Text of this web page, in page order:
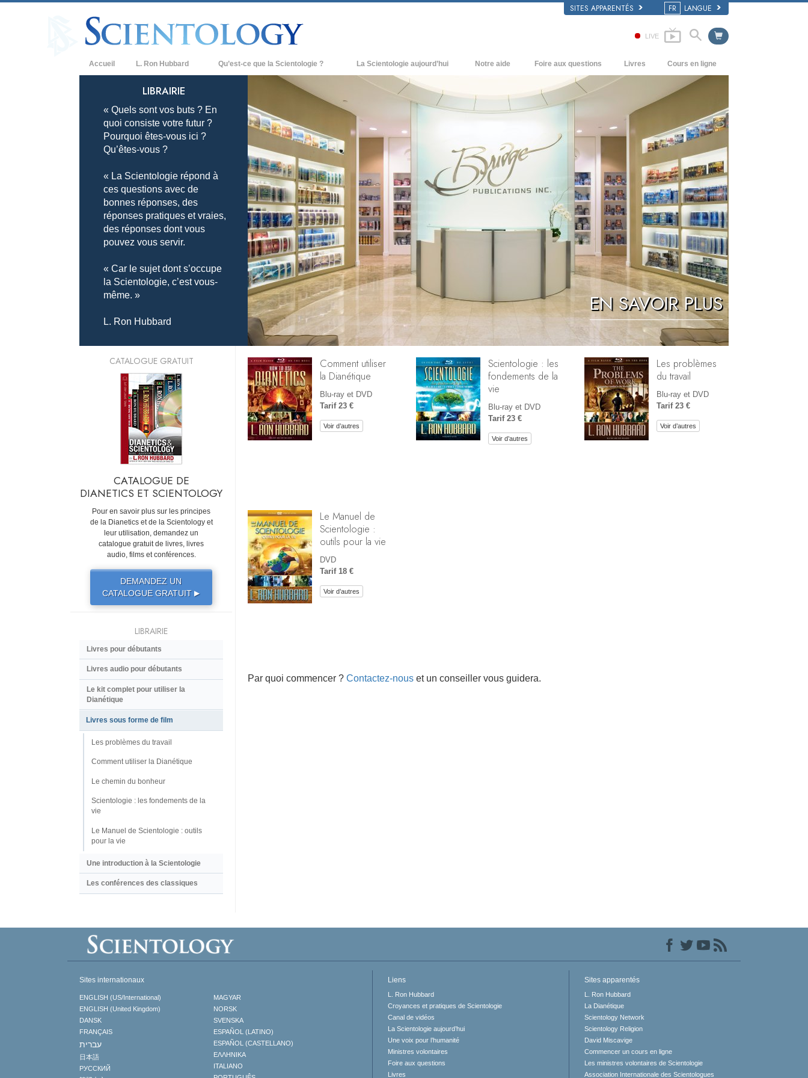
SITES APPARENTÉS FR LANGUE
LIVE
Accueil L. Ron Hubbard Qu’est-ce que la Scientologie ?
Credos et Codes de Scientologie
Les scientologues et la Scientologie
Rencontrez un scientologue
À l’intérieur d’une église
Les principes de base de la Scientologie
La Dianétique : Une introduction
Amour et haine –
Qu’est-ce que la grandeur ?
La Scientologie aujourd’hui
Églises de Scientologie
Nouvelles Églises de Scientologie
Organisations avancées
Base à terre de Flag
Freewinds
Apporter la Scientologie au monde
entier
David Miscavige - Chef ecclésiastique
de la Scientologie
Notre aide Foire aux questions
Antécédents et principes de base
À l’intérieur d’une église
L’organisation de la Scientologie
Livres
Livres pour débutants
Livres audio
conférences d’introduction
Cours en ligne
Comment résoudre les conflits
Les dynamiques de l’existence
Les composantes de la compréhension
Solutions à un environnement
dangereux
Procédés d’assistance pour maladies et
blessures
Intégrité et honnêteté
Le mariage
L’échelle des tons émotionnels
Réponses aux drogues
Les enfants
Des outils pour le monde du travail
La raison de l’oppression
Les investigations
Les fondements de l’organisation
EN SAVOIR PLUS
LIBRAIRIE
« Quels sont vos buts ? En
quoi consiste votre futur ?
Pourquoi êtes-vous ici ?
Qu’êtes-vous ?
« La Scientologie répond à
ces questions avec de
bonnes réponses, des
réponses pratiques et vraies,
des réponses dont vous
pouvez vous servir.
« Car le sujet dont s’occupe
la Scientologie, c’est vous-
même. »
L. Ron Hubbard
Comment utiliser
la Dianétique
Blu-ray et DVD
Tarif 23 €
Voir d’autres
Scientologie : les
fondements de la
vie
Blu-ray et DVD
Tarif 23 €
Voir d’autres
Les problèmes
du travail
Blu-ray et DVD
Tarif 23 €
Voir d’autres
Le Manuel de
Scientologie :
outils pour la vie
DVD
Tarif 18 €
Voir d’autres
Par quoi commencer ? Contactez-nous et un conseiller vous guidera.
CATALOGUE GRATUIT
CATALOGUE DE
DIANETICS ET SCIENTOLOGY
Pour en savoir plus sur les principes
de la Dianetics et de la Scientology et
leur utilisation, demandez un
catalogue gratuit de livres, livres
audio, films et conférences.
DEMANDEZ UN
CATALOGUE GRATUIT▶
LIBRAIRIE
Livres pour débutants
Livres audio pour débutants
Le kit complet pour utiliser la
Dianétique
Livres sous forme de film
Les problèmes du travail
Comment utiliser la Dianétique
Le chemin du bonheur
Scientologie : les fondements de la
vie
Le Manuel de Scientologie : outils
pour la vie
Une introduction à la Scientologie
Les conférences des classiques
Sites internationaux
ENGLISH (US/International)
ENGLISH (United Kingdom)
DANSK
FRANÇAIS
עברית
日本語
РУССКИЙ
MAGYAR
NORSK
SVENSKA
ESPAÑOL (LATINO)
ESPAÑOL (CASTELLANO)
ΕΛΛΗΝΙΚA
ITALIANO
Liens
L. Ron Hubbard
Croyances et pratiques de Scientologie
Canal de vidéos
La Scientologie aujourd’hui
Une voix pour l’humanité
Ministres volontaires
Foire aux questions
Livres
Sites apparentés
L. Ron Hubbard
La Dianétique
Scientology Network
Scientology Religion
David Miscavige
Commencer un cours en ligne
Les ministres volontaires de Scientologie
Association Internationale des Scientologues